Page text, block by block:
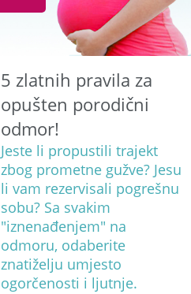
5 zlatnih pravila za
opušten porodični
odmor!
Jeste li propustili trajekt
zbog prometne gužve? Jesu
li vam rezervisali pogrešnu
sobu? Sa svakim
"iznenađenjem" na
odmoru, odaberite
znatiželju umjesto
ogorčenosti i ljutnje.